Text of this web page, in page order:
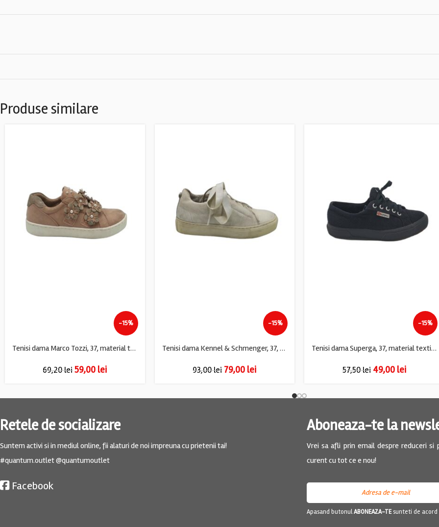
Produse similare
-15%
Tenisi dama Marco Tozzi, 37, material textil, bej
69,20lei 59,00 lei
-15%
Tenisi dama Kennel & Schmenger, 37, piele, alb
93,00lei 79,00 lei
-15%
Tenisi dama Superga, 37, material textil, negru
57,50lei 49,00 lei
Retele de socializare
Suntem activi si in mediul online, fii alaturi de noi impreuna cu prietenii tai!
#quantum.outlet @quantumoutlet
Facebook
Aboneaza-te la
Vrei sa afli prin email despre reduceri
curent cu tot ce e nou!
Apasand butonulABONEAZA-TEsunteti de acord